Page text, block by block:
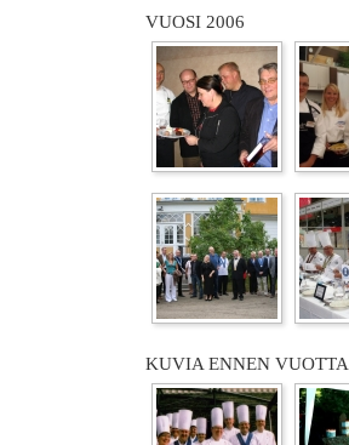
VUOSI 2006
KUVIA ENNEN